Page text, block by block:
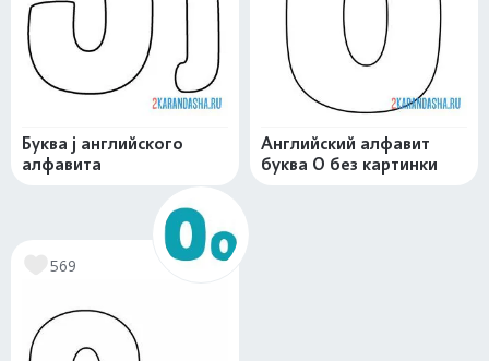
Буква j английского
алфавита
Английский алфавит
буква O без картинки
569